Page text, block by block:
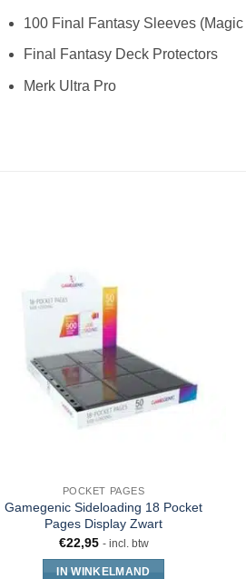
100 Final Fantasy Sleeves
Final Fantasy Deck Protectors
Merk Ultra Pro
POCKET PAGES
Gamegenic Sideloading 18 Pocket
Pages Display Zwart
€22,95 - incl. btw
IN WINKELMAND